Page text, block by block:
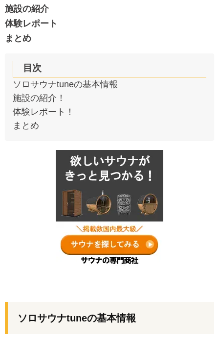
施設の紹介
体験レポート
まとめ
目次
ソロサウナtuneの基本情報
施設の紹介！
体験レポート！
まとめ
ソロサウナtuneの基本情報